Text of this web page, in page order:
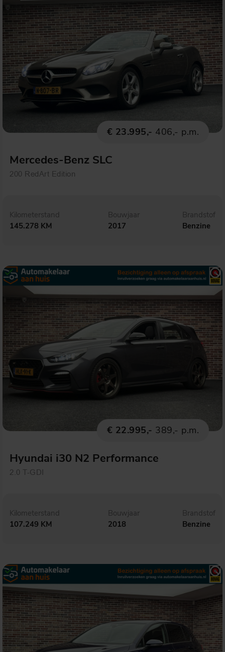
€ 23.995,- 406,- p.m.
Mercedes-Benz SLC
200 RedArt Edition
Kilometerstand
145.278 KM
Bouwjaar
2017
Brandstof
Benzine
€ 22.995,- 389,- p.m.
Hyundai i30 N2 Performance
2.0 T-GDI
Kilometerstand
107.249 KM
Bouwjaar
2018
Brandstof
Benzine